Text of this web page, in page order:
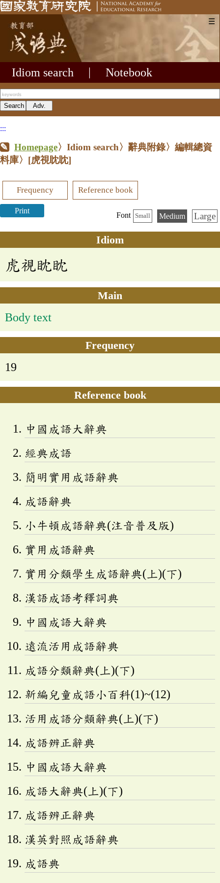
☰
Idiom search Notebook
:::
Homepage〉Idiom search〉辭典附錄〉編輯總資
料庫〉 [虎視眈眈]
Frequency Reference book
Print
Font Small Medium Large
Idiom
虎視眈眈
Main
Body text
Frequency
19
Reference book
中國成語大辭典
經典成語
簡明實用成語辭典
成語辭典
小牛頓成語辭典(注音普及版)
實用成語辭典
實用分類學生成語辭典(上)(下)
漢語成語考釋詞典
中國成語大辭典
遠流活用成語辭典
成語分類辭典(上)(下)
新編兒童成語小百科(1)~(12)
活用成語分類辭典(上)(下)
成語辨正辭典
中國成語大辭典
成語大辭典(上)(下)
成語辨正辭典
漢英對照成語辭典
成語典